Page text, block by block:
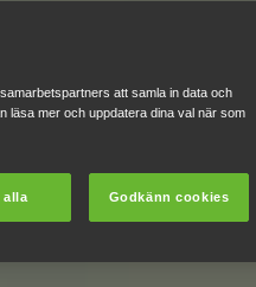
att samla in data och
läsa mer och uppdatera dina val när som
alla Godkänn cookies